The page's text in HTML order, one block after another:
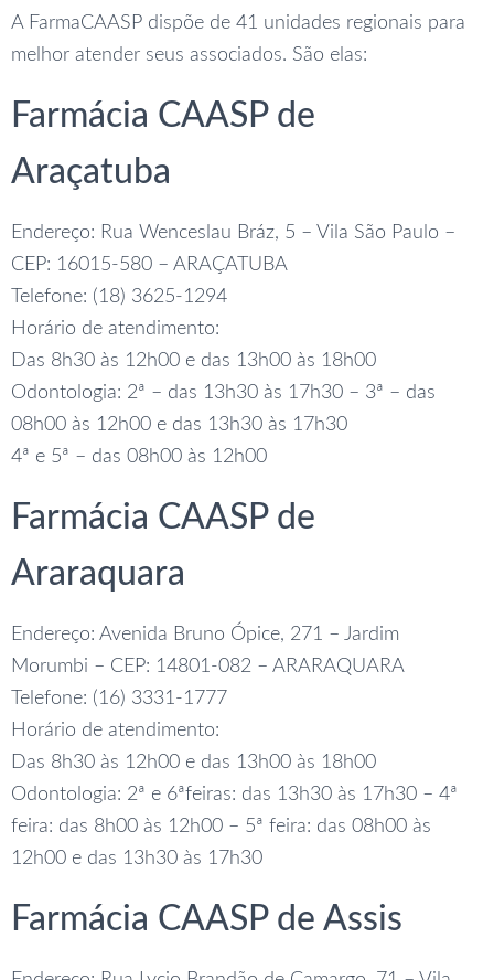
A FarmaCAASP dispõe de 41 unidades regionais para
melhor atender seus associados. São elas:
Farmácia CAASP de
Araçatuba
Endereço: Rua Wenceslau Bráz, 5 – Vila São Paulo –
CEP: 16015-580 – ARAÇATUBA
Telefone: (18) 3625-1294
Horário de atendimento:
Das 8h30 às 12h00 e das 13h00 às 18h00
Odontologia: 2ª – das 13h30 às 17h30 – 3ª – das
08h00 às 12h00 e das 13h30 às 17h30
4ª e 5ª – das 08h00 às 12h00
Farmácia CAASP de
Araraquara
Endereço: Avenida Bruno Ópice, 271 – Jardim
Morumbi – CEP: 14801-082 – ARARAQUARA
Telefone: (16) 3331-1777
Horário de atendimento:
Das 8h30 às 12h00 e das 13h00 às 18h00
Odontologia: 2ª e 6ªfeiras: das 13h30 às 17h30 – 4ª
feira: das 8h00 às 12h00 – 5ª feira: das 08h00 às
12h00 e das 13h30 às 17h30
Farmácia CAASP de Assis